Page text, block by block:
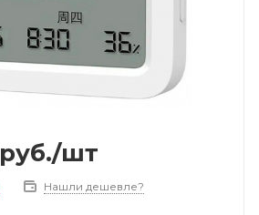
руб./шт
Нашли дешевле?